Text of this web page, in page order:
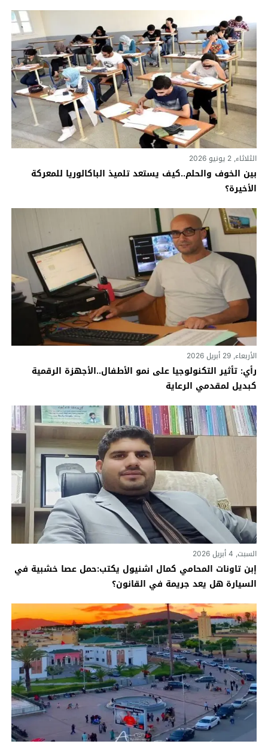
الثلاثاء, 2 يونيو 2026
بين الخوف والحلم..كيف يستعد تلميذ الباكالوريا للمعركة
الأخيرة؟
الأربعاء, 29 أبريل 2026
رأي: تأثير التكنولوجيا على نمو الأطفال..الأجهزة الرقمية
كبديل لمقدمي الرعاية
السبت, 4 أبريل 2026
إبن تاونات المحامي كمال اشنيول يكتب:حمل عصا خشبية في
السيارة هل يعد جريمة في القانون؟